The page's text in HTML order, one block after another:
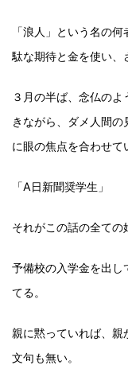
「浪人」という名の
駄な期待と金を使い、
３月の半ば、念仏の
きながら、ダメ人間
に眼の焦点を合わせて
「A日新聞奨学生」
それがこの話の全ての
予備校の入学金を出し
てる。
親に黙っていれば、親
文句も無い。